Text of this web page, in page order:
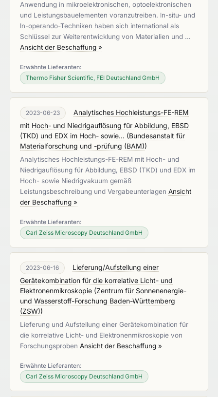
Anwendung in mikroelektronischen, optoelektronischen
und Leistungsbauelementen voranzutreiben. ln-situ- und
ln-operando-Techniken haben sich international als
Schlüssel zur Weiterentwicklung von Materialien und …
Ansicht der Beschaffung »
Erwähnte Lieferanten:
Thermo Fisher Scientific, FEI Deutschland GmbH
2023-06-23
Analytisches Hochleistungs-FE-REM
mit Hoch- und Niedrigauflösung für Abbildung, EBSD
(TKD) und EDX im Hoch- sowie... (Bundesanstalt für
Materialforschung und -prüfung (BAM))
Analytisches Hochleistungs-FE-REM mit Hoch- und
Niedrigauflösung für Abbildung, EBSD (TKD) und EDX im
Hoch- sowie Niedrigvakuum gemäß
Leistungsbeschreibung und Vergabeunterlagen Ansicht
der Beschaffung »
Erwähnte Lieferanten:
Carl Zeiss Microscopy Deutschland GmbH
2023-06-16
Lieferung/Aufstellung einer
Gerätekombination für die korrelative Licht- und
Elektronenmikroskopie (Zentrum für Sonnenenergie-
und Wasserstoff-Forschung Baden-Württemberg
(ZSW))
Lieferung und Aufstellung einer Gerätekombination für
die korrelative Licht- und Elektronenmikroskopie von
Forschungsproben Ansicht der Beschaffung »
Erwähnte Lieferanten:
Carl Zeiss Microscopy Deutschland GmbH